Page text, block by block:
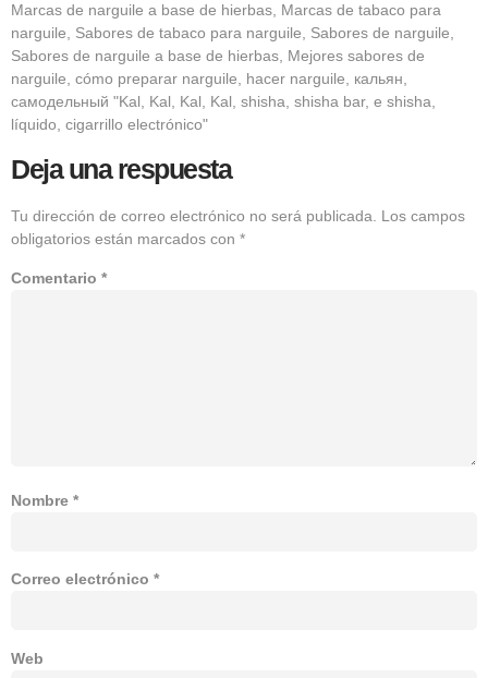
Marcas de narguile a base de hierbas, Marcas de tabaco para
narguile, Sabores de tabaco para narguile, Sabores de narguile,
Sabores de narguile a base de hierbas, Mejores sabores de
narguile, cómo preparar narguile, hacer narguile, кальян,
самодельный "Kal, Kal, Kal, Kal, shisha, shisha bar, e shisha,
líquido, cigarrillo electrónico"
Deja una respuesta
Tu dirección de correo electrónico no será publicada.
Los campos
obligatorios están marcados con *
Comentario *
Nombre *
Correo electrónico *
Web